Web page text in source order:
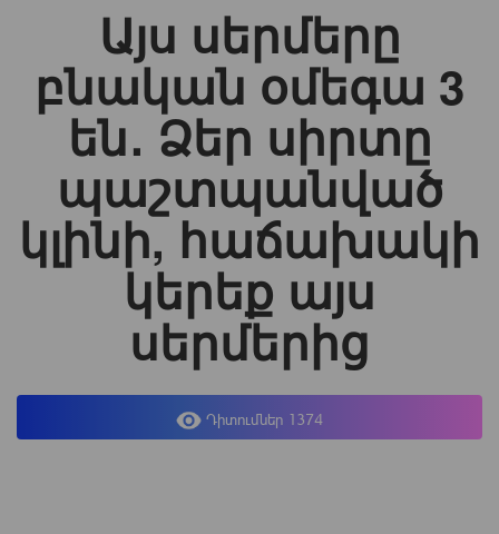
Այս սերմերը
բնական օմեգա 3
են․ Ձեր սիրտը
պաշտպանված
կլինի, հաճախակի
կերեք այս
սերմերից
Դիտումներ 1374